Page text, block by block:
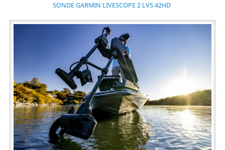
SONDE GARMIN LIVESCOPE 2 LVS 42HD